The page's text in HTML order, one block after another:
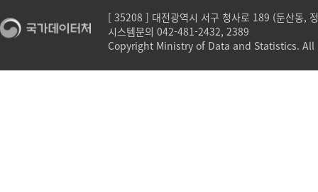
[ 35208 ] 대전광역시 서구 청사로 189 (둔산동,
시스템문의 042-481-2432, 2389
Copyright Ministry of Data and Statistics.